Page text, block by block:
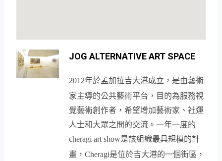
JOG ALTERNATIVE ART SPACE
2012年於孟加拉吉大港成立，是由藝術
家主導的公共藝術平台，目的為服務視
覺藝術創作者，希望增加藝術家、社運
人士和大眾之間的交流。一年一度的
cheragi art show是該組織最具規模的計
畫，Cheragi是位於吉大港的一個街區，